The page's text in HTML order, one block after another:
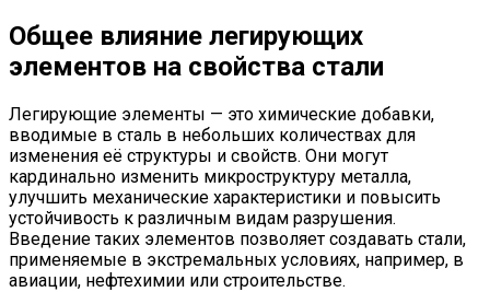
Общее влияние легирующих
элементов на свойства стали
Легирующие элементы — это химические добавки,
вводимые в сталь в небольших количествах для
изменения её структуры и свойств. Они могут
кардинально изменить микроструктуру металла,
улучшить механические характеристики и повысить
устойчивость к различным видам разрушения.
Введение таких элементов позволяет создавать стали,
применяемые в экстремальных условиях, например, в
авиации, нефтехимии или строительстве.